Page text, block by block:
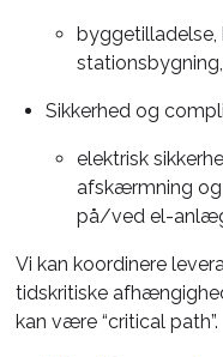
Sikkerhed og
elektrisk
afskærmning
på/ved el-
Vi kan koordinere
tidskritiske
kan være “critical path”.